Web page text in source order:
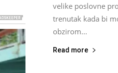
velike poslovne
trenutak kada bi
obzirom...
Read more